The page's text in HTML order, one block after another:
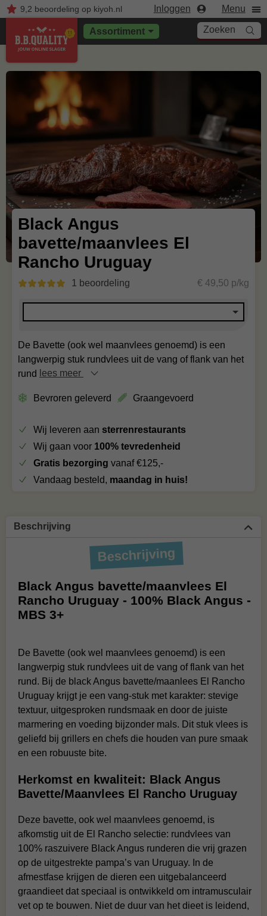
9,2 beoordelingop kiyoh.nl Inloggen Menu
Assortiment Zoeken
Black Angus
bavette/maanvlees El
Rancho Uruguay
1 beoordeling € 49,50 p/kg
De Bavette (ook wel maanvlees genoemd) is een
langwerpig stuk rundvlees uit de vang of flank van het
rund
lees meer
Bevroren geleverd Graangevoerd
Wij leveren aan sterrenrestaurants
Wij gaan voor 100% tevredenheid
Gratis bezorging vanaf €125,-
Vandaag besteld, maandag in huis!
Beschrijving
Beschrijving
Black Angus bavette/maanvlees El
Rancho Uruguay - 100% Black Angus -
MBS 3+
De Bavette (ook wel maanvlees genoemd) is een
langwerpig stuk rundvlees uit de vang of flank van het
rund. Bij de black Angus bavette/maanlees El Rancho
Uruguay krijgt je een vang‑stuk met karakter: stevige
textuur, uitgesproken rundsmaak en door de juiste
marmering en voeding bijzonder mals. Dit stuk vlees is
geliefd bij grillers en chefs die houden van pure smaak
en een robuuste bite.
Herkomst en kwaliteit: Black Angus
Bavette/Maanvlees El Rancho Uruguay
Deze bavette, ook wel maanvlees genoemd, is
afkomstig uit de El Rancho selectie: rundvlees van
100% raszuivere Black Angus runderen die vrij grazen
op de uitgestrekte pampa’s van Uruguay. In de
afmestfase krijgen de dieren een uitgebalanceerd
graandieet dat speciaal is ontwikkeld om intramusculair
vet op te bouwen. Niet de duur van het dieet is leidend,